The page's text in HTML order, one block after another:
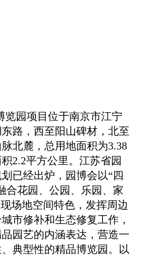
览园项目位于南京市江宁
路，西至阳山碑材，北至
北麓，总 用地面积为3.38
2.2平方公里。江苏省园
已经出炉，园博会以“四
合花园、公园、乐园、家
场地空间特色，发挥周边
市修补和生态修复工作，
园艺的内涵表达，营造一
典型性的精品博览园。以